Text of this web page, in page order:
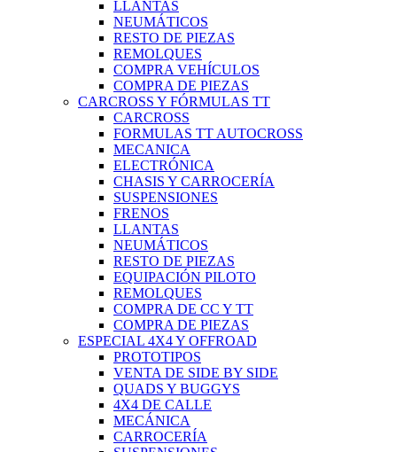
LLANTAS
NEUMÁTICOS
RESTO DE PIEZAS
REMOLQUES
COMPRA VEHÍCULOS
COMPRA DE PIEZAS
CARCROSS Y FÓRMULAS TT
CARCROSS
FORMULAS TT AUTOCROSS
MECANICA
ELECTRÓNICA
CHASIS Y CARROCERÍA
SUSPENSIONES
FRENOS
LLANTAS
NEUMÁTICOS
RESTO DE PIEZAS
EQUIPACIÓN PILOTO
REMOLQUES
COMPRA DE CC Y TT
COMPRA DE PIEZAS
ESPECIAL 4X4 Y OFFROAD
PROTOTIPOS
VENTA DE SIDE BY SIDE
QUADS Y BUGGYS
4X4 DE CALLE
MECÁNICA
CARROCERÍA